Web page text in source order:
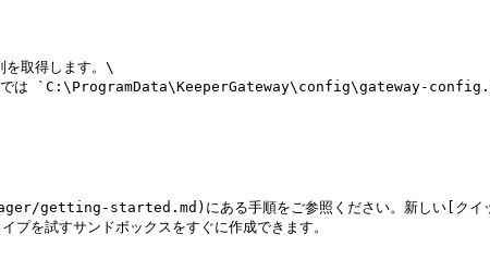
を取得します。\
`C:\ProgramData\KeeperGateway\config\gateway-
getting-started.md)にある手順をご参照ください。新しい[ク
試すサンドボックスをすぐに作成できます。